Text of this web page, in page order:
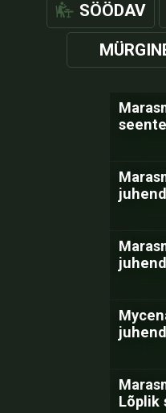
SÖÖDAV
juhend
juhend
juhend
Lõplik